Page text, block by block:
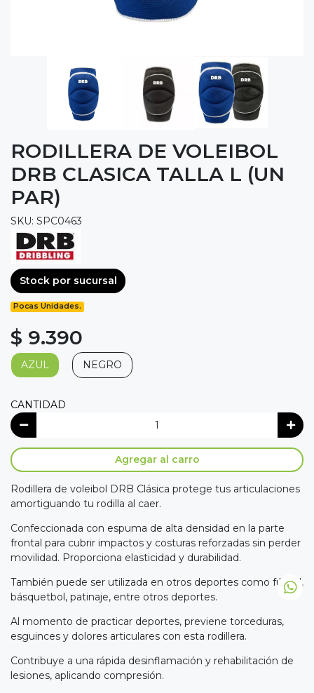
RODILLERA DE VOLEIBOL
DRB CLASICA TALLA L (UN
PAR)
SKU: SPC0463
Stock por sucursal
Pocas Unidades.
$ 9.390
AZUL NEGRO
CANTIDAD
Agregar al carro
Rodillera de voleibol DRB Clásica protege tus articulaciones
amortiguando tu rodilla al caer.
Confeccionada con espuma de alta densidad en la parte
frontal para cubrir impactos y costuras reforzadas sin perder
movilidad. Proporciona elasticidad y durabilidad.
También puede ser utilizada en otros deportes como fútbol,
básquetbol, patinaje, entre otros deportes.
Al momento de practicar deportes, previene torceduras,
esguinces y dolores articulares con esta rodillera.
Contribuye a una rápida desinflamación y rehabilitación de
lesiones, aplicando compresión.